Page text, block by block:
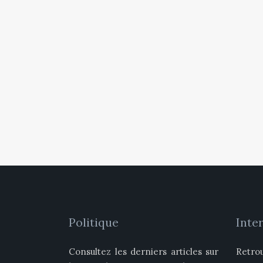
Politique
Consultez les derniers articles sur